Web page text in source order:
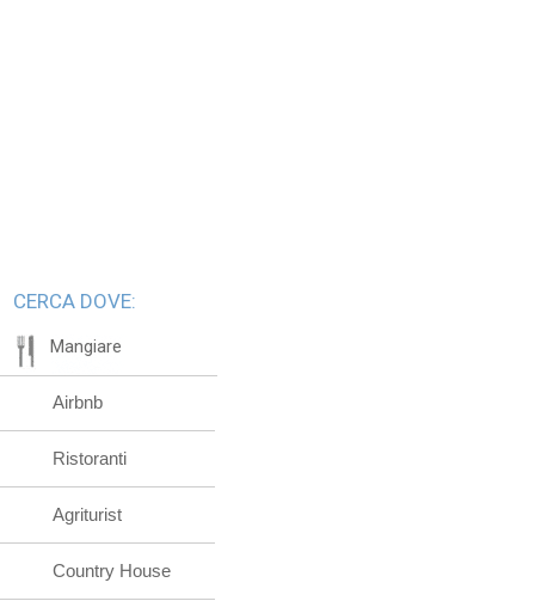
CERCA DOVE:
Mangiare
Airbnb
Ristoranti
Agriturist
Country House